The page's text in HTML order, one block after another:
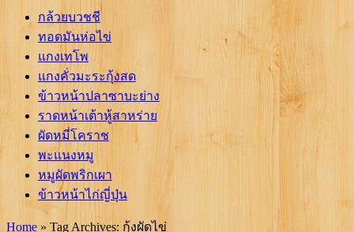
กล้วยบวชชี
ทอดมันห่อไข่
แกงเทโพ
แกงคั่วมะระกุ้งสด
ข้าวหน้าปลาซาบะย่าง
ราดหน้าเต้าหู้สาหร่าย
ผัดหมี่โคราช
พะแนงหมู
หมูผัดพริกเผา
ข้าวหน้าไก่ญี่ปุ่น
Home » Tag Archives: กุ้งผัดไข่